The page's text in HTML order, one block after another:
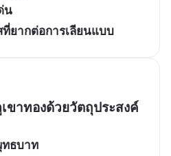
น
ที่ยากต่อการเลียนแบบ
ขาทองด้วยวัตถุประสงค์
ทธบาท